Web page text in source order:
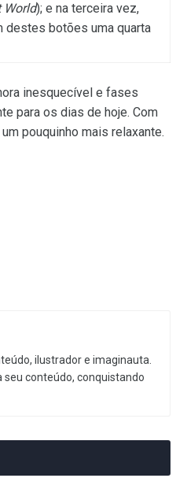
World); e na terceira vez,
destes botões uma quarta
inesquecível e fases
para os dias de hoje. Com
pouquinho mais relaxante.
ilustrador e imaginauta.
seu conteúdo, conquistando